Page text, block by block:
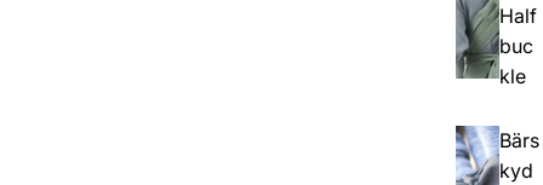
Half
buc
kle
Bärs
kyd